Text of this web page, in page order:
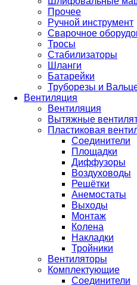
Прочее
Ручной инструмент
Сварочное
Тросы
Стабилизаторы
Шланги
Батарейки
Труборезы и
Вентиляция
Вентиляция
Вытяжные
Пластиковая
Соединители
Площадки
Диффузоры
Воздуховоды
Решётки
Анемостаты
Выходы
Монтаж
Колена
Накладки
Тройники
Вентиляторы
Комплектующие
Соединители